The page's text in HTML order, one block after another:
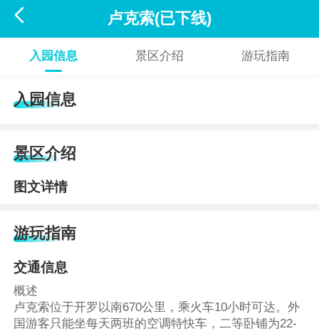
 卢克索(已下线)
入园信息 景区介绍 游玩指南
入园信息
景区介绍
图文详情
游玩指南
交通信息
概述
卢克索位于开罗以南670公里，乘火车10小时可达。外
国游客只能坐每天两班的空调特快车，二等卧铺为22-